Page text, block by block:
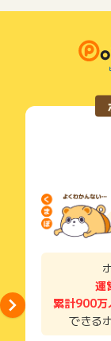
※ポイントに関す
お問い合わせを
い物を複数回ご利
・他のポイント
て一度でも同サ
お申し込みやお
了などのメール
獲得待ち・獲得
メールを送って
そのため、紛失
ご注意ください。
(※) Safariや
になる可能性も
ン期間が予告な
れた時点の条件
条件を達成して
っているため、
ません。
そのため、ポイ
得できませんの
運
累計900万
できる